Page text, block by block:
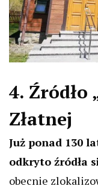
4. Źródło
Złatnej
Już ponad 130
odkryto źródła
obecnie